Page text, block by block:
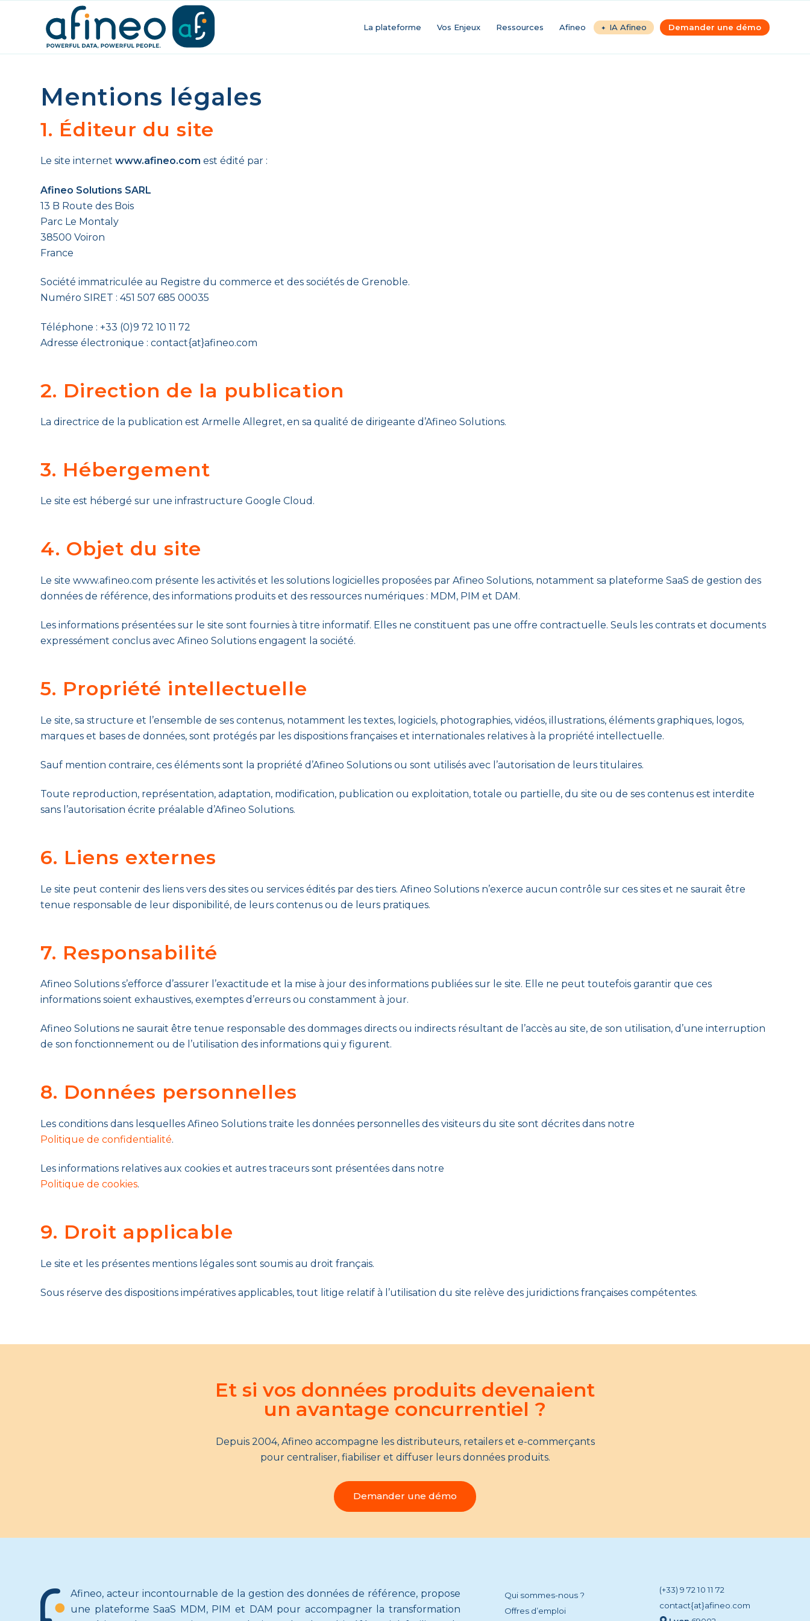
La plateforme Vos Enjeux Ressources Afineo IA Afineo Demander une démo
Mentions légales
1. Éditeur du site
Le site internet www.afineo.com est édité par :
Afineo Solutions SARL
13 B Route des Bois
Parc Le Montaly
38500 Voiron
France
Société immatriculée au Registre du commerce et des sociétés de Grenoble.
Numéro SIRET : 451 507 685 00035
Téléphone : +33 (0)9 72 10 11 72
Adresse électronique : contact{at}afineo.com
2. Direction de la publication
La directrice de la publication est Armelle Allegret, en sa qualité de dirigeante d’Afineo Solutions.
3. Hébergement
Le site est hébergé sur une infrastructure Google Cloud.
4. Objet du site
Le site www.afineo.com présente les activités et les solutions logicielles proposées par Afineo Solutions, notamment sa plateforme SaaS de gestion des
données de référence, des informations produits et des ressources numériques : MDM, PIM et DAM.
Les informations présentées sur le site sont fournies à titre informatif. Elles ne constituent pas une offre contractuelle. Seuls les contrats et documents
expressément conclus avec Afineo Solutions engagent la société.
5. Propriété intellectuelle
Le site, sa structure et l’ensemble de ses contenus, notamment les textes, logiciels, photographies, vidéos, illustrations, éléments graphiques, logos,
marques et bases de données, sont protégés par les dispositions françaises et internationales relatives à la propriété intellectuelle.
Sauf mention contraire, ces éléments sont la propriété d’Afineo Solutions ou sont utilisés avec l’autorisation de leurs titulaires.
Toute reproduction, représentation, adaptation, modification, publication ou exploitation, totale ou partielle, du site ou de ses contenus est interdite
sans l’autorisation écrite préalable d’Afineo Solutions.
6. Liens externes
Le site peut contenir des liens vers des sites ou services édités par des tiers. Afineo Solutions n’exerce aucun contrôle sur ces sites et ne saurait être
tenue responsable de leur disponibilité, de leurs contenus ou de leurs pratiques.
7. Responsabilité
Afineo Solutions s’efforce d’assurer l’exactitude et la mise à jour des informations publiées sur le site. Elle ne peut toutefois garantir que ces
informations soient exhaustives, exemptes d’erreurs ou constamment à jour.
Afineo Solutions ne saurait être tenue responsable des dommages directs ou indirects résultant de l’accès au site, de son utilisation, d’une interruption
de son fonctionnement ou de l’utilisation des informations qui y figurent.
8. Données personnelles
Les conditions dans lesquelles Afineo Solutions traite les données personnelles des visiteurs du site sont décrites dans notre
Politique de confidentialité.
Les informations relatives aux cookies et autres traceurs sont présentées dans notre
Politique de cookies.
9. Droit applicable
Le site et les présentes mentions légales sont soumis au droit français.
Sous réserve des dispositions impératives applicables, tout litige relatif à l’utilisation du site relève des juridictions françaises compétentes.
Et si vos données produits devenaient
un avantage concurrentiel ?
Depuis 2004, Afineo accompagne les distributeurs, retailers et e-commerçants
pour centraliser, fiabiliser et diffuser leurs données produits.
Demander une démo
Afineo, acteur incontournable de la gestion des données de référence, propose
une plateforme SaaS MDM, PIM et DAM pour accompagner la transformation
Qui sommes-nous ?
Offres d’emploi
(+33) 9 72 10 11 72
contact{at}afineo.com